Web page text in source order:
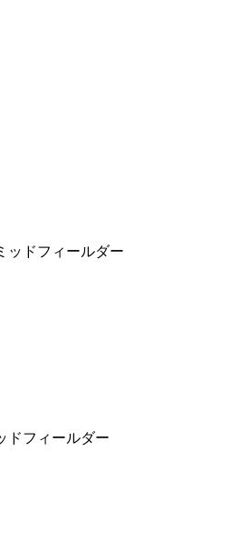
ッドフィールダー
ドフィールダー